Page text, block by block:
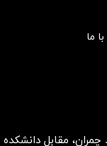
مقابل دانشکده مدیریت
با ما